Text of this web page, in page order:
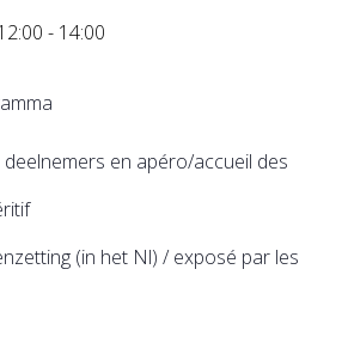
- 14:00
en apéro/accueil des
(in het Nl) / exposé par les